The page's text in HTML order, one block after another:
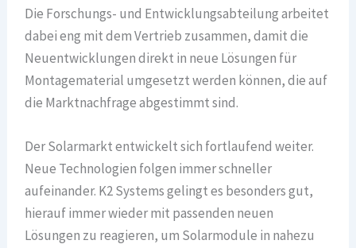
Die Forschungs- und Entwicklungsabteilung arbeitet
dabei eng mit dem Vertrieb zusammen, damit die
Neuentwicklungen direkt in neue Lösungen für
Montagematerial umgesetzt werden können, die auf
die Marktnachfrage abgestimmt sind.
Der Solarmarkt entwickelt sich fortlaufend weiter.
Neue Technologien folgen immer schneller
aufeinander. K2 Systems gelingt es besonders gut,
hierauf immer wieder mit passenden neuen
Lösungen zu reagieren, um Solarmodule in nahezu